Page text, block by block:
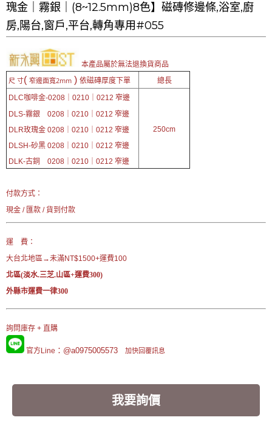
瑰金｜霧銀｜(8~12.5mm)8色】磁磚修邊條,浴室,廚
房,陽台,窗戶,平台,轉角專用#055
本產品屬於無法退換貨商品
尺 寸( 窄邊面寬2mm ) 依磁磚厚度下單
總長
DLC咖啡金-0208｜0210｜0212 窄邊
DLS-霧銀 0208｜0210｜0212 窄邊
DLR玫瑰金 0208｜0210｜0212 窄邊
DLSH-砂黑 0208｜0210｜0212 窄邊
DLK-古銅 0208｜0210｜0212 窄邊
250cm
付款方式：
現金 / 匯款 / 貨到付款
運 費：
大台北地區→未滿NT$1500+運費100
北區(淡水.三芝.山區+運費300)
外縣市運費一律300
詢問庫存 + 直購
官方Line ：@a0975005573 加快回覆訊息
我要詢價